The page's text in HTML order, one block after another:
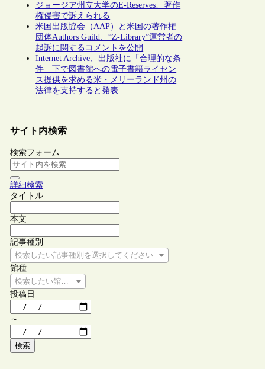
ジョージア州立大学のE-Reserves、著作
権侵害で訴えられる
米国出版協会（AAP）と米国の著作権
団体Authors Guild、“Z-Library”運営者の
起訴に関するコメントを公開
Internet Archive、出版社に「合理的な条
件」下で図書館への電子書籍ライセン
ス提供を求める米・メリーランド州の
法律を支持すると発表
サイト内検索
検索フォーム
詳細検索
タイトル
本文
記事種別
検索したい記事種別を選択してください
館種
検索したい館種を選択してください
投稿日
～
検索